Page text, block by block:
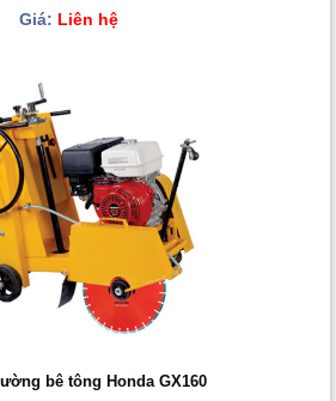
Giá: Liên hệ
bê tông Honda GX160